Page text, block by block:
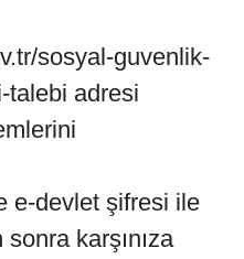
sosyal-guvenlik-
talebi adresi
e-devlet şifresi ile
karşınıza